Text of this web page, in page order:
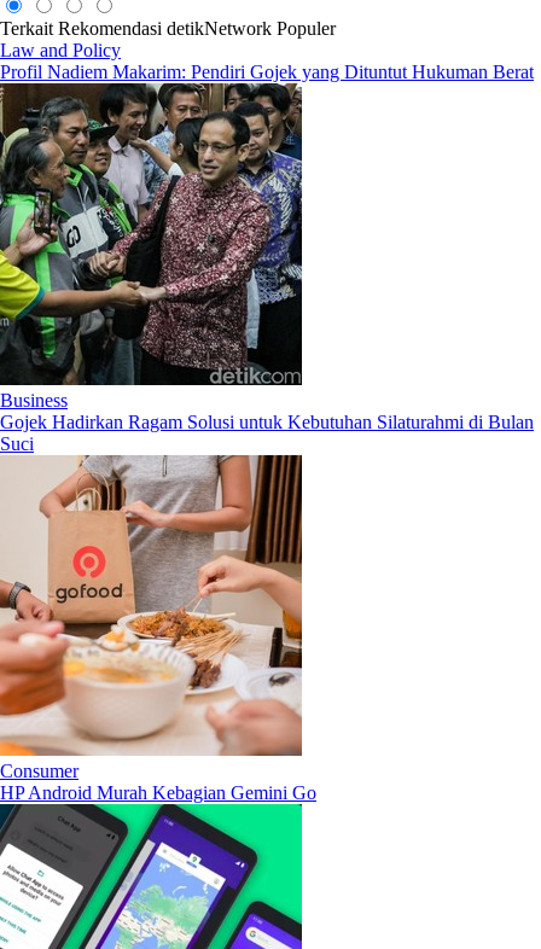
Terkait Rekomendasi detikNetwork Populer
Law and Policy
Profil Nadiem Makarim: Pendiri Gojek yang Dituntut Hukuman Berat
Business
Gojek Hadirkan Ragam Solusi untuk Kebutuhan Silaturahmi di Bulan
Suci
Consumer
HP Android Murah Kebagian Gemini Go